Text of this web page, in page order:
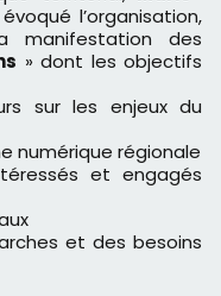
l’organisation,
manifestation des
» dont les objectifs
sur les enjeux du
numérique régionale
et engagés
et des besoins